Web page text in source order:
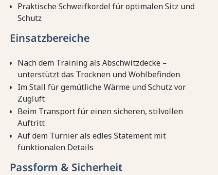
Praktische Schweifkordel für optimalen Sitz und
Schutz
Einsatzbereiche
Nach dem Training als Abschwitzdecke –
unterstützt das Trocknen und Wohlbefinden
Im Stall für gemütliche Wärme und Schutz vor
Zugluft
Beim Transport für einen sicheren, stilvollen
Auftritt
Auf dem Turnier als edles Statement mit
funktionalen Details
Passform & Sicherheit